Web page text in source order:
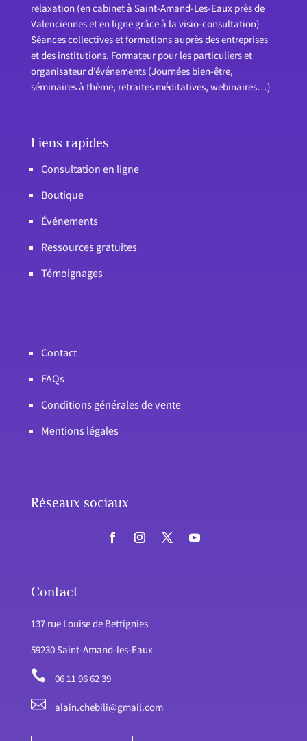
relaxation (en cabinet à Saint-Amand-Les-Eaux près de
Valenciennes et en ligne grâce à la visio-consultation)
Séances collectives et formations auprès des entreprises
et des institutions. Formateur pour les particuliers et
organisateur d’événements (Journées bien-être,
séminaires à thème, retraites méditatives, webinaires…)
Liens rapides
Consultation en ligne
Boutique
Événements
Ressources gratuites
Témoignages
Contact
FAQs
Conditions générales de vente
Mentions légales
Réseaux sociaux
Contact
137 rue Louise de Bettignies
59230 Saint-Amand-les-Eaux
 06 11 96 62 39
 alain.chebili@gmail.com